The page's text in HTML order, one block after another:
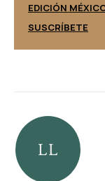
EDICIÓN
SUSCRÍBETE